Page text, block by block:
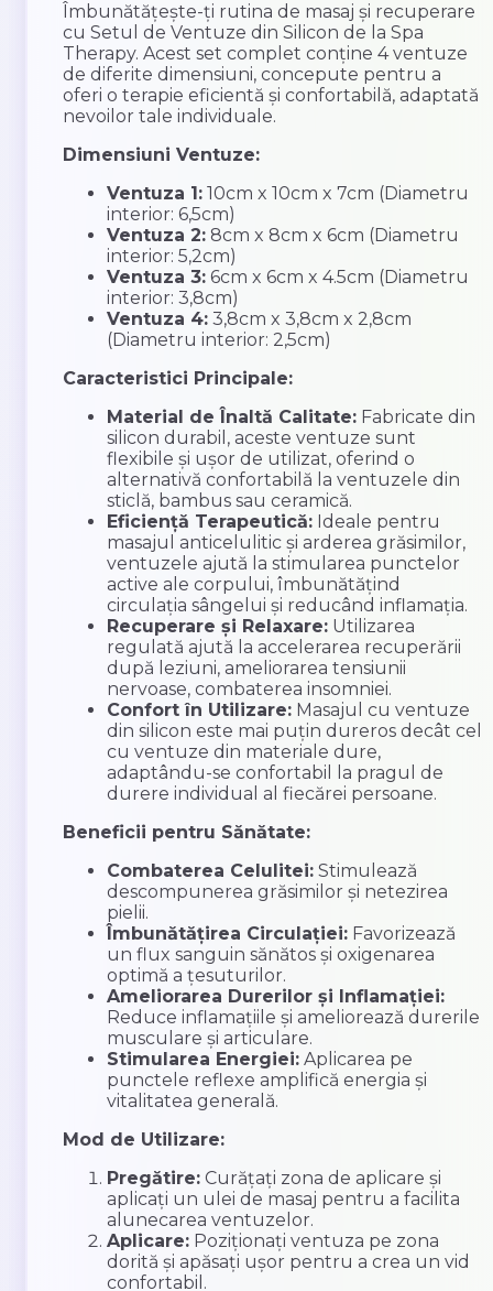
Îmbunătățește-ți rutina de masaj și recuperare
cu Setul de Ventuze din Silicon de la Spa
Therapy. Acest set complet conține 4 ventuze
de diferite dimensiuni, concepute pentru a
oferi o terapie eficientă și confortabilă, adaptată
nevoilor tale individuale.
Dimensiuni Ventuze:
Ventuza 1:10cm x 10cm x 7cm (Diametru
interior: 6,5cm)
Ventuza 2:8cm x 8cm x 6cm (Diametru
interior: 5,2cm)
Ventuza 3:6cm x 6cm x 4.5cm (Diametru
interior: 3,8cm)
Ventuza 4:3,8cm x 3,8cm x 2,8cm
(Diametru interior: 2,5cm)
Caracteristici Principale:
Material de Înaltă Calitate:Fabricate din
silicon durabil, aceste ventuze sunt
flexibile și ușor de utilizat, oferind o
alternativă confortabilă la ventuzele din
sticlă, bambus sau ceramică.
Eficiență Terapeutică:Ideale pentru
masajul anticelulitic și arderea grăsimilor,
ventuzele ajută la stimularea punctelor
active ale corpului, îmbunătățind
circulația sângelui și reducând inflamația.
Recuperare și Relaxare:Utilizarea
regulată ajută la accelerarea recuperării
după leziuni, ameliorarea tensiunii
nervoase, combaterea insomniei.
Confort în Utilizare:Masajul cu ventuze
din silicon este mai puțin dureros decât cel
cu ventuze din materiale dure,
adaptându-se confortabil la pragul de
durere individual al fiecărei persoane.
Beneficii pentru Sănătate:
Combaterea Celulitei:Stimulează
descompunerea grăsimilor și netezirea
pielii.
Îmbunătățirea Circulației:Favorizează
un flux sanguin sănătos și oxigenarea
optimă a țesuturilor.
Ameliorarea Durerilor și Inflamației:
Reduce inflamațiile și ameliorează durerile
musculare și articulare.
Stimularea Energiei:Aplicarea pe
punctele reflexe amplifică energia și
vitalitatea generală.
Mod de Utilizare:
Pregătire:Curățați zona de aplicare și
aplicați un ulei de masaj pentru a facilita
alunecarea ventuzelor.
Aplicare:Poziționați ventuza pe zona
dorită și apăsați ușor pentru a crea un vid
confortabil.